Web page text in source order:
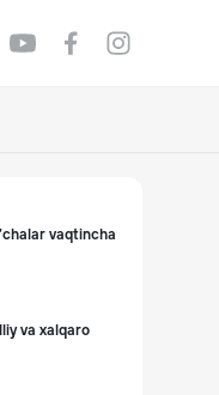
vaqtincha
va xalqaro